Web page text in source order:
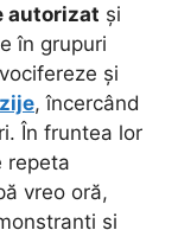
autorizat și
în grupuri
și
, încercând
În fruntea lor
repeta
vreo oră,
și